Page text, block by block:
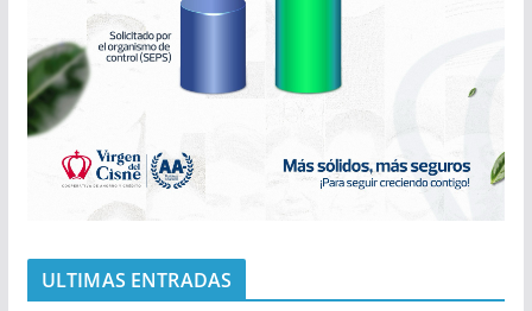
ULTIMAS ENTRADAS